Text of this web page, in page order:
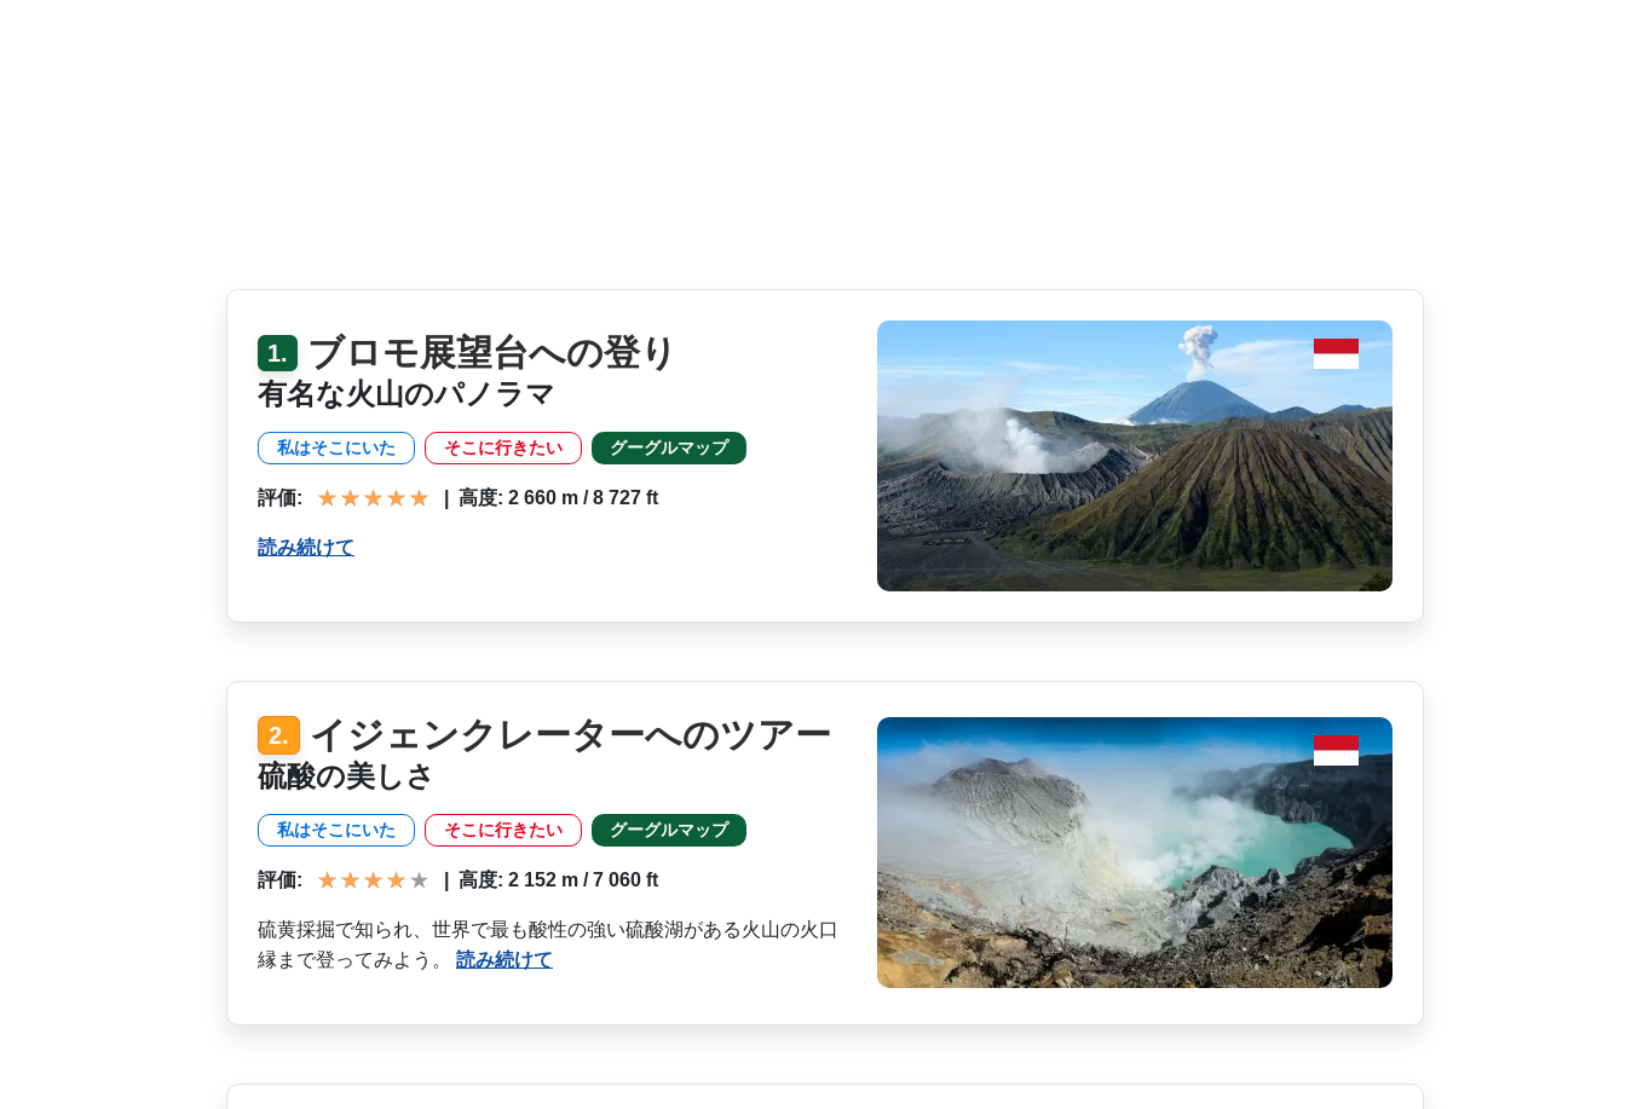
1. ブロモ展望台への登り
有名な火山のパノラマ
私はそこにいた そこに行きたい グーグルマップ
評価: 高度: 2 660 m / 8 727 ft
読み続けて
2. イジェンクレーターへのツアー
硫酸の美しさ
私はそこにいた そこに行きたい グーグルマップ
評価: 高度: 2 152 m / 7 060 ft
硫黄採掘で知られ、世界で最­も酸性の強い硫酸湖がある火山の火口
縁まで登ってみ­よう。 読み続けて